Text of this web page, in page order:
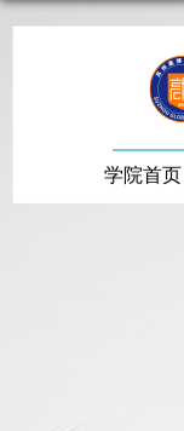
学院首页